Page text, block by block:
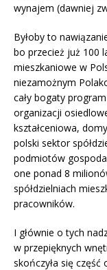
wynajem (dawniej
Byłoby to
bo przecież już 100
mieszkaniowe w
niezamożnym
cały bogaty
organizacji
kształceniowa,
polski sektor
podmiotów
one ponad 8
spółdzielniach
pracowników.
I głównie o tych
w przepięknych
skończyła się część